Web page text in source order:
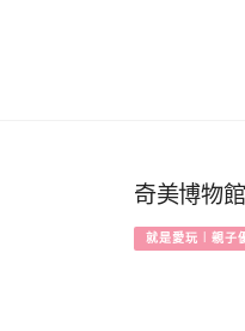
奇美博物
就是愛玩︱親子